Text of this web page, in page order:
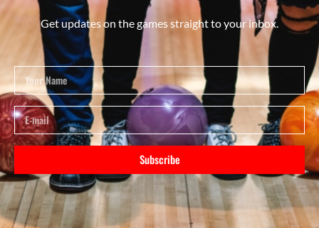
Get updates on the games straight to your inbox.
Subscribe